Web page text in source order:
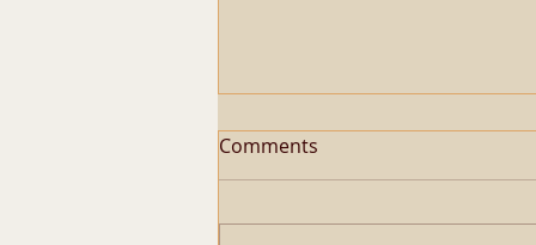
Comments